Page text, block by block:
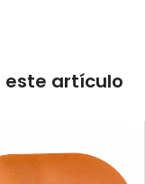
este artículo